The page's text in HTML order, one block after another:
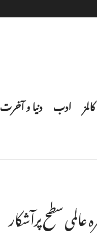
کالمز ادب دنیا و آخرت
سطح پرآشکار